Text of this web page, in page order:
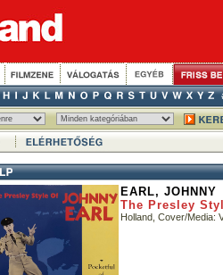
EARL, JOHNNY
The Presley
Holland, Cover/Media: